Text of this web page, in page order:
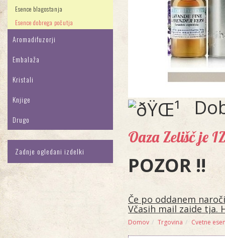
Esence blagostanja
Esence dobrega počutja
Aromadifuzorji
Embalaža
Kristali
Knjige
Drugo
Zadnje ogledani izdelki
Oaza Zelišč je
POZOR !!
Če po oddanem
Včasih mail zaide tja.
Domov Trgovina Cvetne